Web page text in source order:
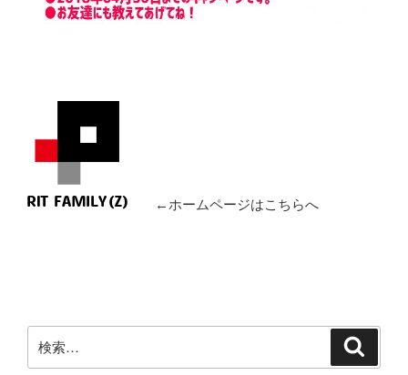
←ホームページはこちらへ
索: